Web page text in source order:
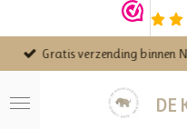
direct
naar
hoofdinhoud
DE
Gratis verzending binnen